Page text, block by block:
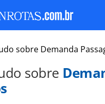
sobre Demanda
sobre